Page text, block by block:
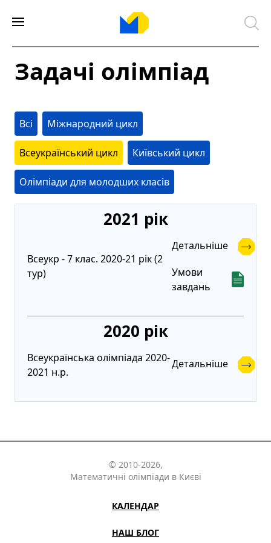
Задачі олімпіад
Всі Міжнародний цикл
Всеукраїнський цикл Київський цикл
Олімпіади для молодших класів
2021 рік
Всеукр - 7 клас. 2020-21 рік (2
тур)
Детальніше
Умови
завдань
2020 рік
Всеукраїнська олімпіада 2020-
2021 н.р.
Детальніше
© 2010-2026,
Математичні олімпіади в Києві
КАЛЕНДАР
НАШ БЛОГ